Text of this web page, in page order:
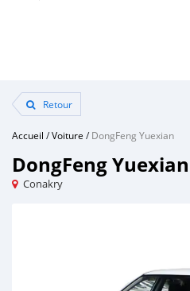
Retour
Accueil /Voiture /DongFeng Yuexian
DongFeng Yuexian
Conakry